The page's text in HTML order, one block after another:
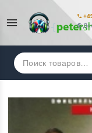
Искать: